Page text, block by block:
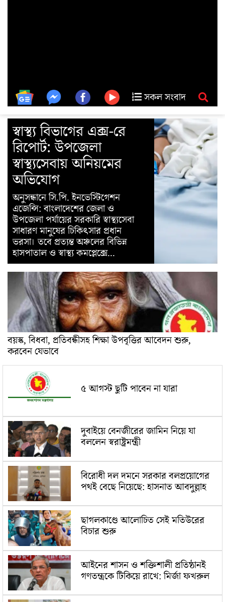
সকল সংবাদ
স্বাস্থ্য বিভাগের এক্স-রে
রিপোর্ট: উপজেলা
স্বাস্থ্যসেবায় অনিয়মের
অভিযোগ
অনুসন্ধানে সি.পি. ইনভেস্টিগেশন
এজেন্সি: বাংলাদেশের জেলা ও
উপজেলা পর্যায়ের সরকারি স্বাস্থ্যসেবা
সাধারণ মানুষের চিকিৎসার প্রধান
ভরসা। তবে প্রত্যন্ত অঞ্চলের বিভিন্ন
হাসপাতাল ও স্বাস্থ্য কমপ্লেক্সে...
বয়স্ক, বিধবা, প্রতিবন্ধীসহ শিক্ষা উপবৃত্তির আবেদন শুরু,
করবেন যেভাবে
৫ আগস্ট ছুটি পাবেন না যারা
দুবাইয়ে বেনজীরের জামিন নিয়ে যা
বললেন স্বরাষ্ট্রমন্ত্রী
বিরোধী দল দমনে সরকার বলপ্রয়োগের
পথই বেছে নিয়েছে: হাসনাত আবদুল্লাহ
ছাগলকাণ্ডে আলোচিত সেই মতিউরের
বিচার শুরু
আইনের শাসন ও শক্তিশালী প্রতিষ্ঠানই
গণতন্ত্রকে টিকিয়ে রাখে: মির্জা ফখরুল